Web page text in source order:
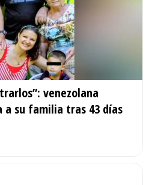
venezolana
su familia tras 43 días